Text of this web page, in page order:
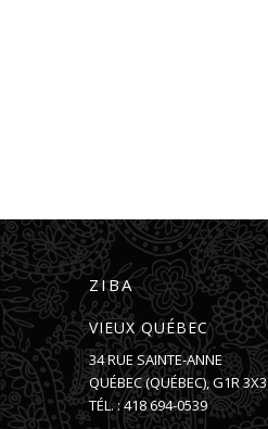
ZIBA
VIEUX QUÉBEC
34 RUE SAINTE-ANNE
QUÉBEC(QUÉBEC),G1R 3X3
TÉL. :418 694-0539